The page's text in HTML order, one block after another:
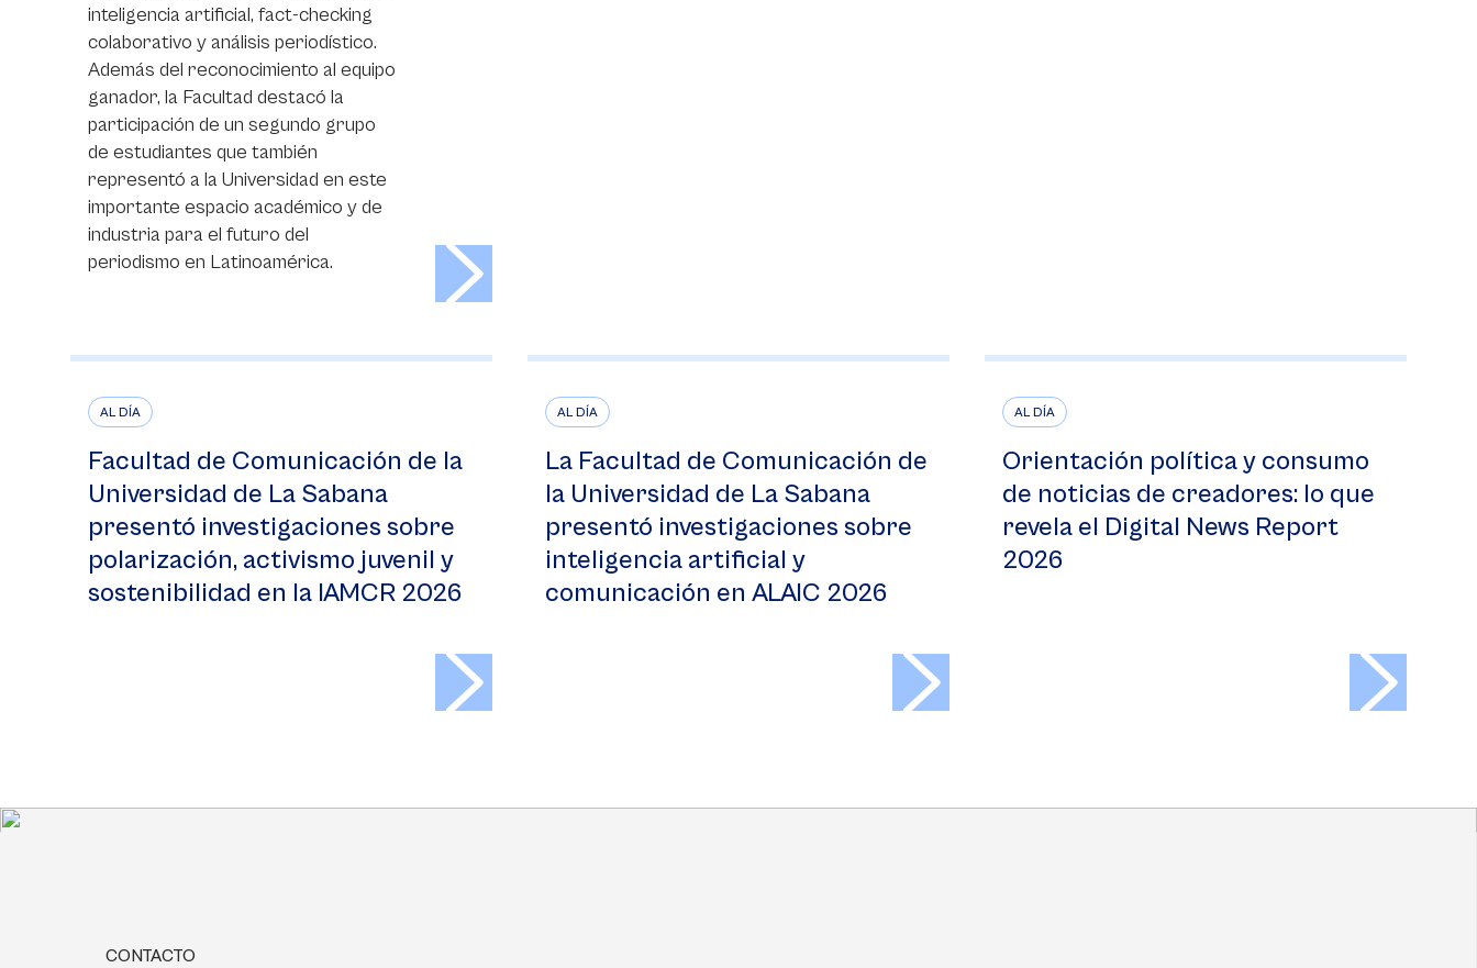
inteligencia artificial, fact-checking
colaborativo y análisis periodístico.
Además del reconocimiento al equipo
ganador, la Facultad destacó la
participación de un segundo grupo
de estudiantes que también
representó a la Universidad en este
importante espacio académico y de
industria para el futuro del
periodismo en Latinoamérica.
AL DÍA
Facultad de Comunicación de la
Universidad de La Sabana
presentó investigaciones sobre
polarización, activismo juvenil y
sostenibilidad en la IAMCR 2026
AL DÍA
La Facultad de Comunicación de
la Universidad de La Sabana
presentó investigaciones sobre
inteligencia artificial y
comunicación en ALAIC 2026
AL DÍA
Orientación política y consumo
de noticias de creadores: lo que
revela el Digital News Report
2026
CONTACTO